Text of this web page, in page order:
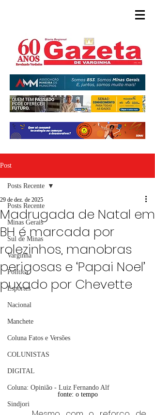
Post
Posts Recente
Minas Gerais
Sul de Minas
Varginha
Política
Esportes
Nacional
Manchete
Coluna Fatos e Versões
COLUNISTAS
DIGITAL
Coluna: Opinião - Luiz Fernando Alf
Sindjori
Posts Recente
Madrugada de Natal em
BH é marcada por
rolezinhos, manobras
perigosas e ‘Papai Noel’
puxado por Chevette
29 de dez. de 2025
fonte: o tempo